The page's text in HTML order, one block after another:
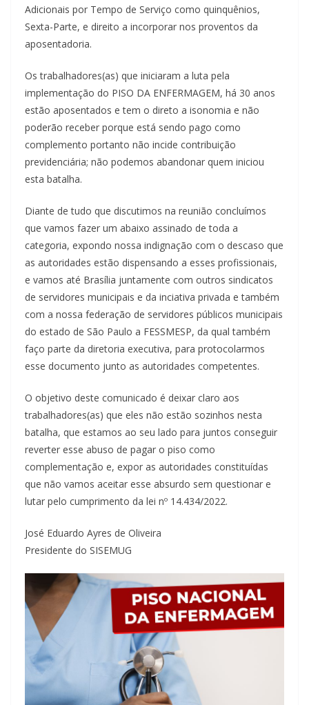
Adicionais por Tempo de Serviço como quinquênios,
Sexta-Parte, e direito a incorporar nos proventos da
aposentadoria.
Os trabalhadores(as) que iniciaram a luta pela
implementação do PISO DA ENFERMAGEM, há 30 anos
estão aposentados e tem o direto a isonomia e não
poderão receber porque está sendo pago como
complemento portanto não incide contribuição
previdenciária; não podemos abandonar quem iniciou
esta batalha.
Diante de tudo que discutimos na reunião concluímos
que vamos fazer um abaixo assinado de toda a
categoria, expondo nossa indignação com o descaso que
as autoridades estão dispensando a esses profissionais,
e vamos até Brasília juntamente com outros sindicatos
de servidores municipais e da inciativa privada e também
com a nossa federação de servidores públicos municipais
do estado de São Paulo a FESSMESP, da qual também
faço parte da diretoria executiva, para protocolarmos
esse documento junto as autoridades competentes.
O objetivo deste comunicado é deixar claro aos
trabalhadores(as) que eles não estão sozinhos nesta
batalha, que estamos ao seu lado para juntos conseguir
reverter esse abuso de pagar o piso como
complementação e, expor as autoridades constituídas
que não vamos aceitar esse absurdo sem questionar e
lutar pelo cumprimento da lei nº 14.434/2022.
José Eduardo Ayres de Oliveira
Presidente do SISEMUG